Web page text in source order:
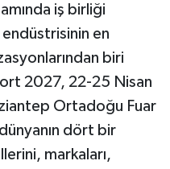
iş birliği
en
biri
2027, 22-25 Nisan
Ortadoğu Fuar
dört bir
markaları,